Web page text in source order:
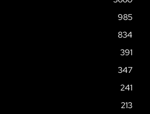
985
834
391
347
241
213